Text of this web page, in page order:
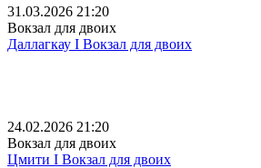
31.03.2026 21:20
Вокзал для двоих
Даллагкау I Вокзал для двоих
24.02.2026 21:20
Вокзал для двоих
Цмити I Вокзал для двоих